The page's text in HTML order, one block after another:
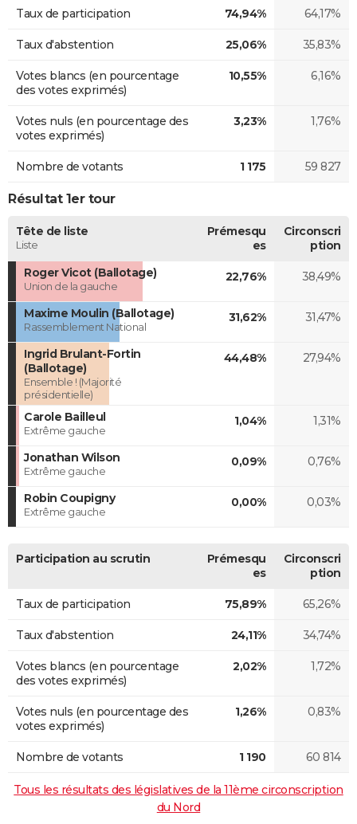
Taux de participation 74,94% 64,17%
Taux d'abstention 25,06% 35,83%
Votes blancs (en pourcentage
des votes exprimés)
10,55% 6,16%
Votes nuls (en pourcentage des
votes exprimés)
3,23% 1,76%
Nombre de votants 1 175 59 827
Résultat 1er tour
Tête de liste
Liste
Prémesqu
es
Circonscri
ption
Roger Vicot (Ballotage)
Union de la gauche
22,76% 38,49%
Maxime Moulin (Ballotage)
Rassemblement National
31,62% 31,47%
Ingrid Brulant-Fortin
(Ballotage)
Ensemble ! (Majorité
présidentielle)
44,48% 27,94%
Carole Bailleul
Extrême gauche
1,04% 1,31%
Jonathan Wilson
Extrême gauche
0,09% 0,76%
Robin Coupigny
Extrême gauche
0,00% 0,03%
Participation au scrutin
Prémesqu
es
Circonscri
ption
Taux de participation 75,89% 65,26%
Taux d'abstention 24,11% 34,74%
Votes blancs (en pourcentage
des votes exprimés)
2,02% 1,72%
Votes nuls (en pourcentage des
votes exprimés)
1,26% 0,83%
Nombre de votants 1 190 60 814
Tous les résultats des législatives de la 11ème circonscription
du Nord